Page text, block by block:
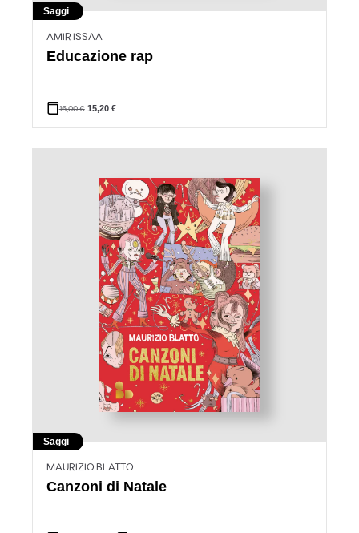
Saggi
AMIR ISSAA
Educazione rap
16,00€ 15,20 €
Saggi
MAURIZIO BLATTO
Canzoni di Natale